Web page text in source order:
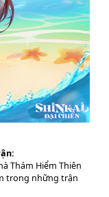
Thám Hiểm Thiên
trong những trận